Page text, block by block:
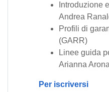
Introduzione
Andrea
Profili di
(GARR)
Linee guida
Arianna
Per iscriversi